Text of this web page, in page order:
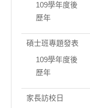
109學年度後
歷年
碩士班專題發表
109學年度後
歷年
家長訪校日